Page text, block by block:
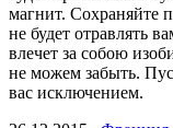
магнит. Сохраняйте
не будет отравлять
влечет за собою
не можем забыть.
вас исключением.